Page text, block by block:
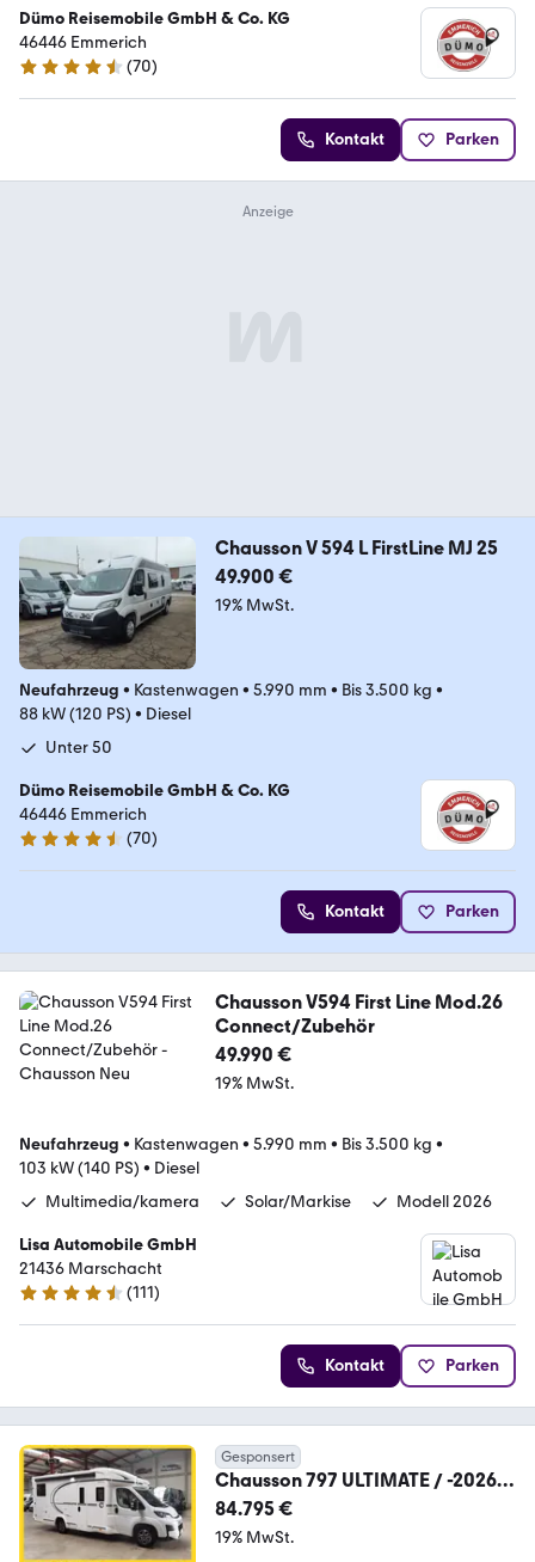
Dümo Reisemobile GmbH & Co. KG
46446 Emmerich
4.3 Sterne
(70)
Kontakt Parken
Chausson V 594 L FirstLine MJ 25
49.900 €
19% MwSt.
Neufahrzeug • Kastenwagen • 5.990 mm • Bis 3.500 kg •
88 kW (120 PS) • Diesel
Unter 50
Dümo Reisemobile GmbH & Co. KG
46446 Emmerich
4.3 Sterne
(70)
Kontakt Parken
Chausson V594 First Line Mod.26
Connect/Zubehör
49.990 €
19% MwSt.
Neufahrzeug • Kastenwagen • 5.990 mm • Bis 3.500 kg •
103 kW (140 PS) • Diesel
Multimedia/kamera
Solar/Markise Modell 2026
Lisa Automobile GmbH
21436 Marschacht
4.6 Sterne
(111)
Kontakt Parken
Gesponsert
Chausson 797 ULTIMATE / -2026-
/ 180PS-8G. / EINZELBETTEN
84.795 €
19% MwSt.